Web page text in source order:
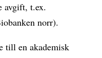
avgift, t.ex.
norr).
till en akademisk